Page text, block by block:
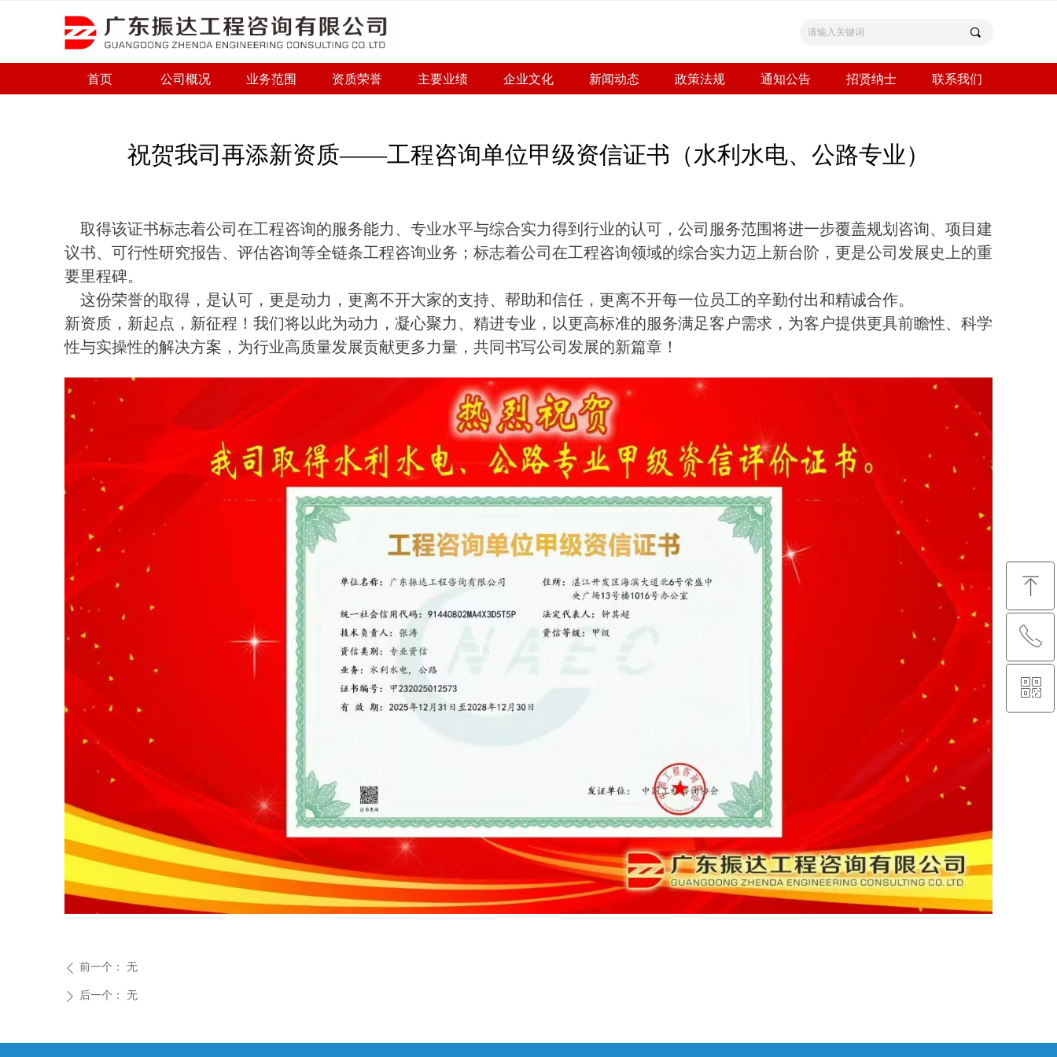
끠
首页 公司概况 业务范围 资质荣誉 主要业绩 企业文化 新闻动态 政策法规 通知公告 招贤纳士 联系我们
祝贺我司再添新资质——工程咨询单位甲级资信证书（水利水电、公路专业）
取得该证书标志着公司在工程咨询的服务能力、专业水平与综合实力得到行业的认可，公司服务范围将进一步覆盖规划咨询、项目建
议书、可行性研究报告、评估咨询等全链条工程咨询业务 ； 标志着公司在工程咨询领域的综合实力迈上新台阶 ， 更是公司发展史上的重
要里程碑。
这份荣誉的取得 ，是认可，更是动力 ， 更离不开大家的支持、帮助和信任，更离不开每一位员工的辛勤付出和精诚合作。
新资质，新起点，新征程！我们将以此为动力，凝心聚力、精进专业，以更高标准的服务满足客户需求，为客户提供更具前瞻性、科学
性与实操性的解决方案，为行业高质量发展贡献更多力量，共同书写公司发展的新篇章！
ꄴ 前一个： 无
ꄲ 后一个： 无
ꁸ
回到顶部
ꂅ
0759-2847879
ꀥ